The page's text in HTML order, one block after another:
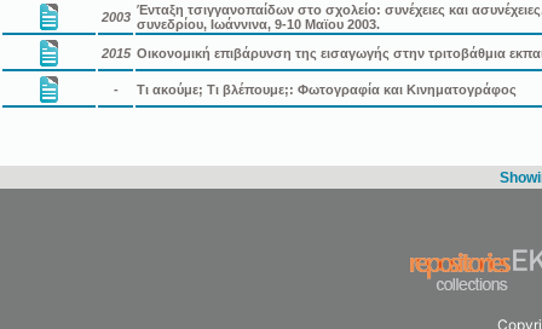
2003 Ένταξη τσιγγανοπαίδων στο σχολείο: συνέχειες και
συνεδρίου, Ιωάννινα, 9-10 Μαϊου 2003.
2015 Οικονομική επιβάρυνση της εισαγωγής στην τριτοβάθμια
- Τι ακούμε; Τι βλέπουμε;: Φωτογραφία και Κινηματογράφος